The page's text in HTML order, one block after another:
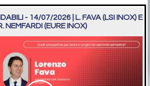
- 14/07/2026 | L. FAVA (LSI INOX) E
NEMFARDI (EURE INOX)